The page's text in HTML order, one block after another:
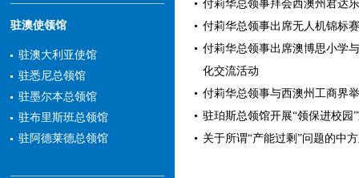
驻澳使领馆
驻澳大利亚使馆
驻悉尼总领馆
驻墨尔本总领馆
驻布里斯班总领馆
驻阿德莱德总领馆
付莉华总领事拜会西澳州君达
付莉华总领事出席无人机锦标
付莉华总领事出席澳博思小学
化交流活动
付莉华总领事与西澳州工商界
驻珀斯总领馆开展“领保进校园
关于所谓“产能过剩”问题的中